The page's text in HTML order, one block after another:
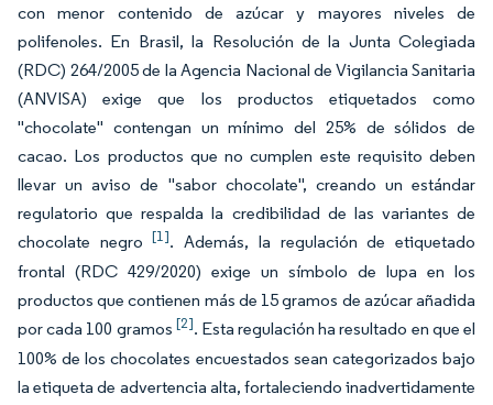
con menor contenido de azúcar y mayores niveles de
polifenoles. En Brasil, la Resolución de la Junta Colegiada
(RDC) 264/2005 de la Agencia Nacional de Vigilancia Sanitaria
(ANVISA) exige que los productos etiquetados como
"chocolate" contengan un mínimo del 25% de sólidos de
cacao. Los productos que no cumplen este requisito deben
llevar un aviso de "sabor chocolate", creando un estándar
regulatorio que respalda la credibilidad de las variantes de
chocolate negro[1]. Además, la regulación de etiquetado
frontal (RDC 429/2020) exige un símbolo de lupa en los
productos que contienen más de 15 gramos de azúcar añadida
por cada 100 gramos [2]. Esta regulación ha resultado en que el
100% de los chocolates encuestados sean categorizados bajo
la etiqueta de advertencia alta, fortaleciendo inadvertidamente